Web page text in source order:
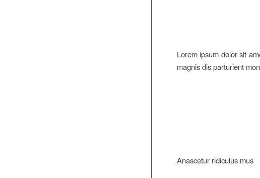
Lorem ipsum dolor sit
magnis dis parturient
Anascetur ridiculus mus